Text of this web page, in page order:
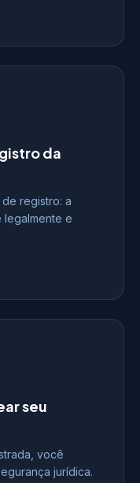
da
registro: a
e
seu
você
jurídica.